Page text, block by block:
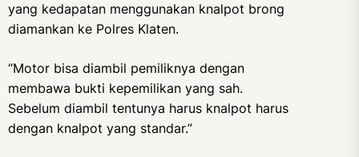
yang kedapatan menggunakan knalpot brong
diamankan ke Polres Klaten.
“Motor bisa diambil pemiliknya dengan
membawa bukti kepemilikan yang sah.
Sebelum diambil tentunya harus knalpot harus
dengan knalpot yang standar.”